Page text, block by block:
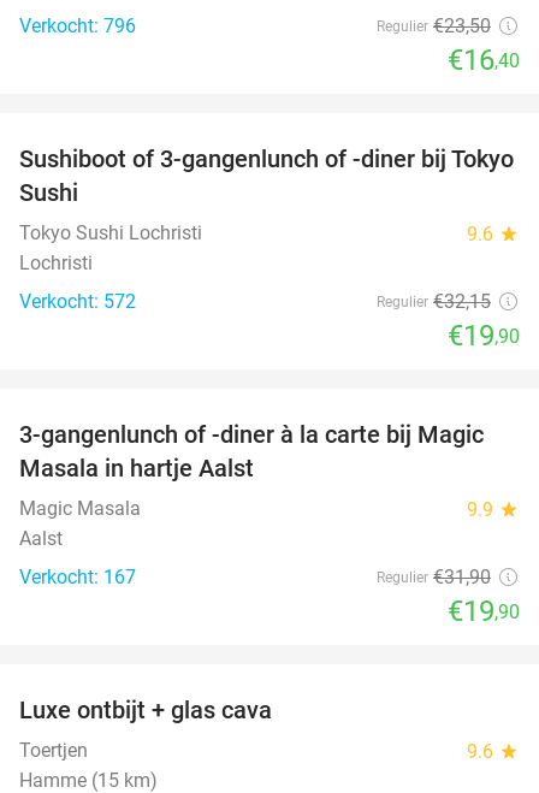
Verkocht: 796
Regulier €23,50
€16,40
38%
Sushiboot of 3-gangenlunch of -diner bij Tokyo
Sushi
Tokyo Sushi Lochristi 9.6 star
Lochristi
Verkocht: 572
Regulier €32,15
€19,90
38%
3-gangenlunch of -diner à la carte bij Magic
Masala in hartje Aalst
Magic Masala 9.9 star
Aalst
Verkocht: 167
Regulier €31,90
€19,90
Luxe ontbijt + glas cava
Toertjen 9.6 star
Hamme (15 km)